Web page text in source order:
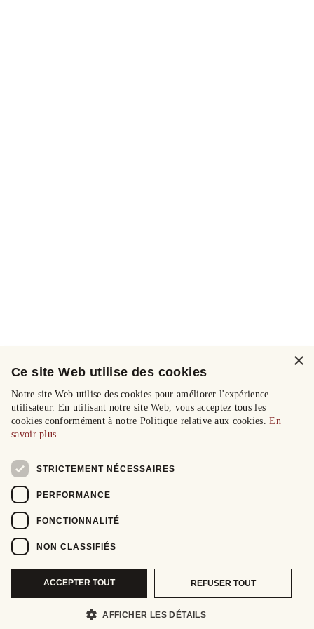
×
Ce site Web utilise des cookies
Notre site Web utilise des cookies pour améliorer l'expérience
utilisateur. En utilisant notre site Web, vous acceptez tous les
cookies conformément à notre Politique relative aux cookies.En
savoir plus
STRICTEMENT NÉCESSAIRES
PERFORMANCE
FONCTIONNALITÉ
NON CLASSIFIÉS
ACCEPTER TOUT REFUSER TOUT
AFFICHER LES DÉTAILS